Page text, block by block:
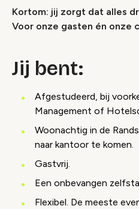
Kortom: jij zorgt dat alles
Voor onze gasten én onze
Jij bent:
Afgestudeerd, bij
Management of
Woonachtig in de
naar kantoor te komen.
Gastvrij.
Een onbevangen
Flexibel. De meeste